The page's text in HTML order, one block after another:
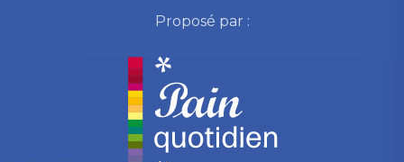
Proposé par :